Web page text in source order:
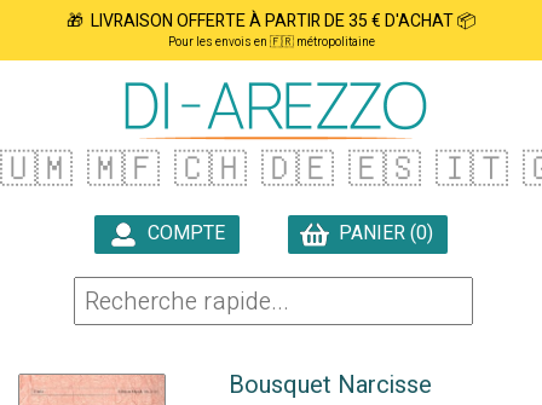
🎁 LIVRAISON OFFERTE À PARTIR DE 35 € D'ACHAT 📦
Pour les envois en 🇫🇷 métropolitaine
🇺🇲 🇲🇫 🇨🇭 🇩🇪 🇪🇸 🇮🇹
COMPTE
PANIER (0)
Bousquet Narcisse